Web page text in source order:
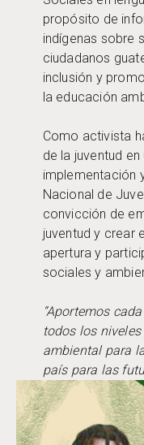
propósito de
indígenas sobre
ciudadanos
inclusión y
la educación
Como activista
de la juventud
implementación
Nacional de
convicción de
juventud y crear
apertura y
sociales y
“Aportemos
todos los
ambiental para
país para las